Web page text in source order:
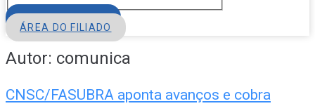
ÁREA DO FILIADO
Autor: comunica
CNSC/FASUBRA aponta avanços e cobra